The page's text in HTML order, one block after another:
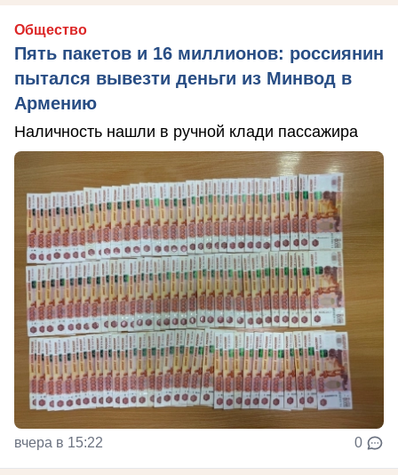
Общество
Пять пакетов и 16 миллионов: россиянин
пытался вывезти деньги из Минвод в
Армению
Наличность нашли в ручной клади пассажира
вчера в 15:22 0